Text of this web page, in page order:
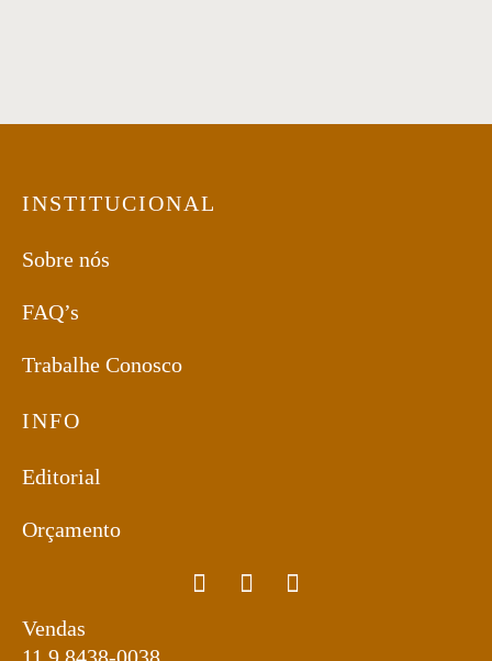
INSTITUCIONAL
Sobre nós
FAQ’s
Trabalhe Conosco
INFO
Editorial
Orçamento
Vendas